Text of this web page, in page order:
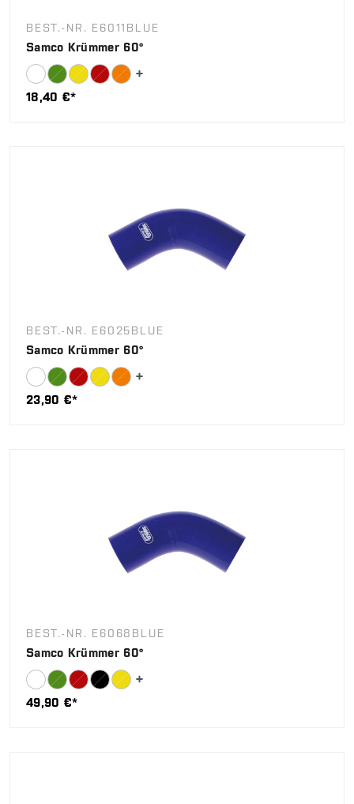
BEST.-NR. E6011BLUE
Samco Krümmer 60°
18,40 €*
BEST.-NR. E6025BLUE
Samco Krümmer 60°
23,90 €*
BEST.-NR. E6068BLUE
Samco Krümmer 60°
49,90 €*